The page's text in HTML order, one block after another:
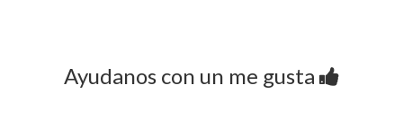
Ayudanos con un me gusta